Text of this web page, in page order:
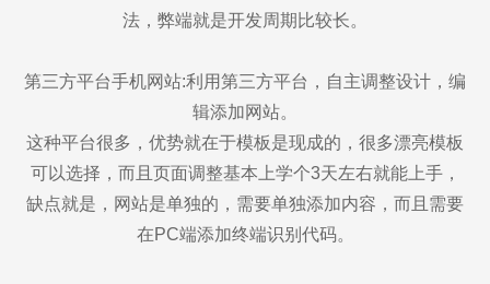
法，弊端就是开发周期比较长。
第三方平台手机网站:利用第三方平台，自主调整设计，编
辑添加网站。
这种平台很多，优势就在于模板是现成的，很多漂亮模板
可以选择，而且页面调整基本上学个3天左右就能上手，
缺点就是，网站是单独的，需要单独添加内容，而且需要
在PC端添加终端识别代码。